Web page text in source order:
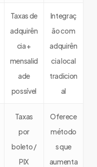
Taxas de
adquirên
cia +
mensalid
ade
possível
Integraç
ão com
adquirên
cia local
tradicion
al
Taxas
por
boleto /
PIX
Oferece
método
s que
aumenta